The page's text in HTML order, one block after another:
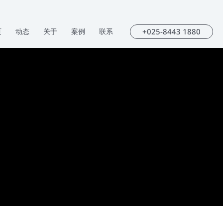
动态 关于 案例 联系 +025-8443 1880